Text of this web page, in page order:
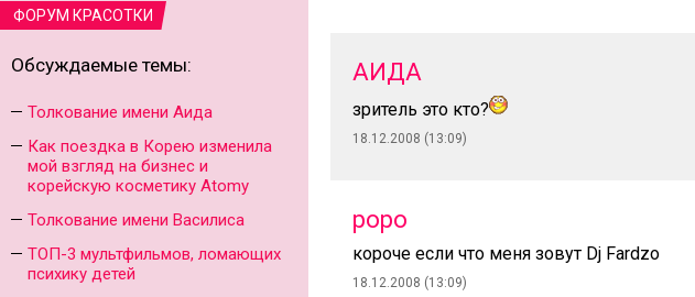
ФОРУМ КРАСОТКИ
Обсуждаемые темы:
Толкование имени Аида
Как поездка в Корею изменила
мой взгляд на бизнес и
корейскую косметику Atomy
Толкование имени Василиса
ТОП-3 мультфильмов, ломающих
психику детей
АИДА
зритель это кто?
18.12.2008 (13:09)
роро
короче если что меня зовут Dj Fardzo
18.12.2008 (13:09)